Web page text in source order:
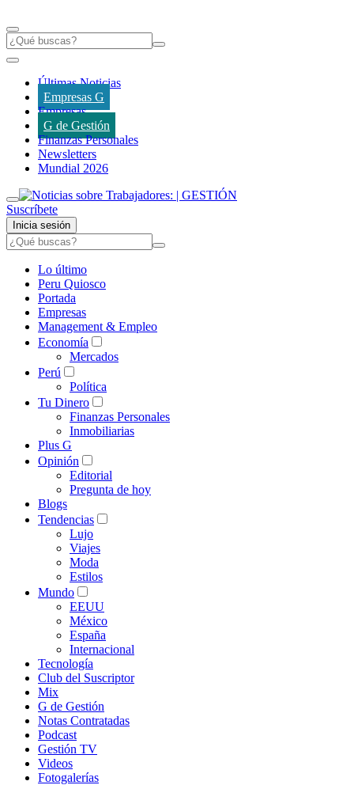
Últimas Noticias
Empresas G
Empresas
G de Gestión
Finanzas Personales
Newsletters
Mundial 2026
Suscríbete
Inicia sesión
Lo último
Peru Quiosco
Portada
Empresas
Management & Empleo
Economía
Mercados
Perú
Política
Tu Dinero
Finanzas Personales
Inmobiliarias
Plus G
Opinión
Editorial
Pregunta de hoy
Blogs
Tendencias
Lujo
Viajes
Moda
Estilos
Mundo
EEUU
México
España
Internacional
Tecnología
Club del Suscriptor
Mix
G de Gestión
Notas Contratadas
Podcast
Gestión TV
Videos
Fotogalerías